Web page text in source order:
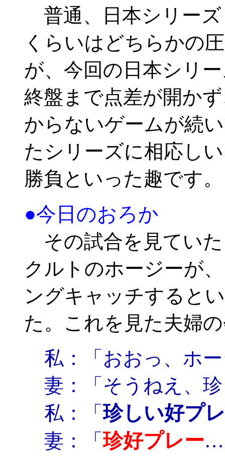
普通、日本シリー
くらいはどちらかの
が、今回の日本シリ
終盤まで点差が開か
からないゲームが続
たシリーズに相応し
勝負といった趣です。
●今日のおろか
その試合を見てい
クルトのホージーが
ングキャッチすると
た。これを見た夫婦
私：「おおっ、ホ
妻：「そうねえ、
私：「珍しい好プ
妻：「珍好プレー